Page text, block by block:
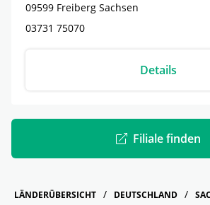
09599 Freiberg Sachsen
03731 75070
Details
Filiale finden
LÄNDERÜBERSICHT DEUTSCHLAND